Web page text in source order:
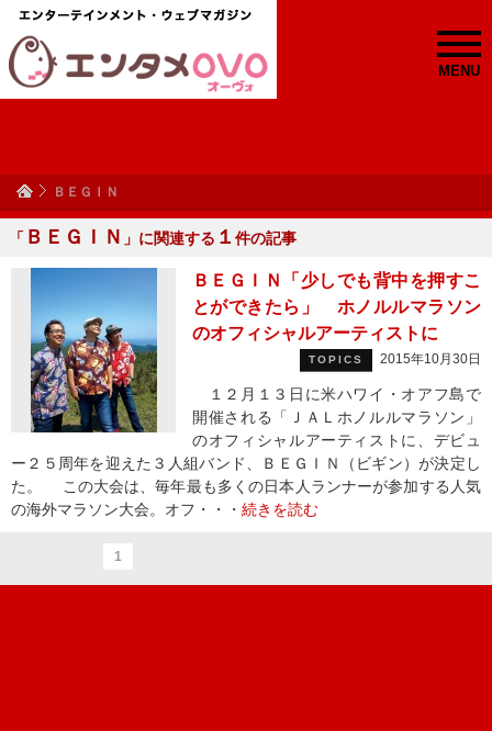
MENU
ＢＥＧＩＮ
「 ＢＥＧＩＮ 」に関連する １ 件の記事
ＢＥＧＩＮ「少しでも背中を押すこ
とができたら」 ホノルルマラソン
のオフィシャルアーティストに
TOPICS 2015年10月30日
１２月１３日に米ハワイ・オアフ島で
開催される「ＪＡＬホノルルマラソン」
のオフィシャルアーティストに、デビュ
ー２５周年を迎えた３人組バンド、ＢＥＧＩＮ（ビギン）が決定し
た。 この大会は、毎年最も多くの日本人ランナーが参加する人気
の海外マラソン大会。オフ・・・ 続きを読む
1